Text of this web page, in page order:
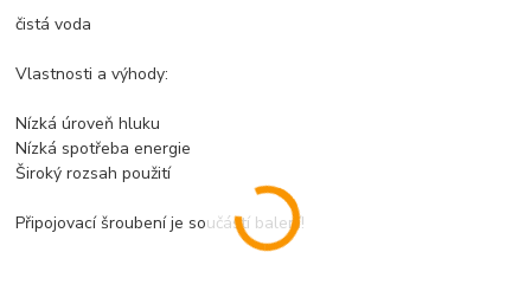
čistá voda
Vlastnosti a výhody:
Nízká úroveň hluku
Nízká spotřeba energie
Široký rozsah použití
Připojovací šroubení je součástí balení!